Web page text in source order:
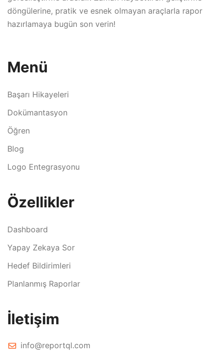
döngülerine, pratik ve esnek olmayan araçlarla rapor
hazırlamaya bugün son verin!
Menü
Başarı Hikayeleri
Dokümantasyon
Öğren
Blog
Logo Entegrasyonu
Özellikler
Dashboard
Yapay Zekaya Sor
Hedef Bildirimleri
Planlanmış Raporlar
İletişim
info@reportql.com